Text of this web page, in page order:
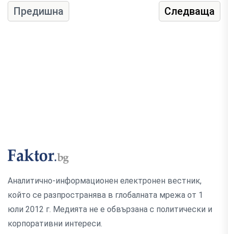
Предишна Следваща
Аналитично-информационен електронен вестник,
който се разпространява в глобалната мрежа от 1
юли 2012 г. Медията не е обвързана с политически и
корпоративни интереси.